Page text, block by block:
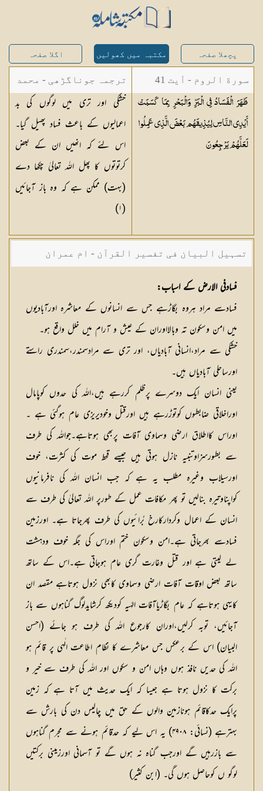
پچھلا صفحہ مکتبہ میں کھولیں اگلا صفحہ
سورة الروم - آیت 41
ظَهَرَ الْفَسَادُ فِي الْبَرِّ وَالْبَحْرِ بِمَا كَسَبَتْ
أَيْدِي النَّاسِ لِيُذِيقَهُم بَعْضَ الَّذِي عَمِلُوا
لَعَلَّهُمْيَرْجِعُونَ
ترجمہ جوناگڑھی - محمد
جونا گڑھی
خشکی اور تری میں لوگوں کی بد
اعمالیوں کے باعث فساد پھیل گیا۔
اس لئے کہ انھیں ان کے بعض
کرتوتوں کا پھل اللہ تعالیٰ چکھا دے
(بہت) ممکن ہے کہ وہ باز آجائیں
(١)
تسہیل البیان فی تفسیر القرآن - ام عمران
شکیلہ بنت میاں فضل حسین
فسادفی الارض کے اسباب:
فسادسے مراد ہروہ بگاڑہے جس سے انسانوں کے معاشرہ اورآبادیوں
میں امن وسکون تہ وبالااوران کے عیش و آرام میں خلل واقع ہو۔
خشکی سے مراد،انسانی آبادیاں، اور تری سے مرادسمندر،سمندری راستے
اورساحلی آبادیاں ہیں۔
یعنی انسان ایک دوسرے پرظلم کررہے ہیں،اللہ کی حدوں کوپامال
اوراخلاقی ضابطوں کوتوڑرہے ہیں اورقتل وخودیریزی عام ہوگئی ہے ۔
اوراس کااطلاق ارضی وسماوی آفات پربھی ہوتاہے۔جواللہ کی طرف
سے بطورسزاوتنبیہ نازل ہوتی ہیں جیسے قحط موت کی کثرت، خوف
اورسیلاب وغیرہ مطلب یہ ہے کہ جب انسان اللہ کی نافرمانیوں
کواپناوتیرہ بنالیں تو پھر مکافات عمل کے طورپر اللہ تعالیٰ کی طرف سے
انسان کے اعمال وکردارکارخ بُرائیوں کی طرف پھرجاتا ہے۔ اورزمین
فسادسے بھرجاتی ہے۔امن وسکون ختم اوراس کی جگہ خوف ودہشت
لے لیتی ہے اور قتل وغارت گری عام ہوجاتی ہے۔اس کے ساتھ
ساتھ بعض اوقات آفات ارضی وسماوی کابھی نزول ہوتاہے مقصد ان
کایہی ہوتاہے کہ عام بگاڑیاآفات الہٰیہ کودیکھ کرشایدلوگ گناہوں سے باز
آجائیں، توبہ کرلیں،اوران کارجوع اللہ کی طرف ہو جائے (احسن
البیان) اس کے برعکس جس معاشرے کا نظام اطاعت الٰہی پر قائم ہو
اللہ کی حدیں نافذ ہوں وہاں امن و سکوں اور اللہ کی طرف سے خیر و
برکت کا نزول ہوتا ہے جیسا کہ ایک حدیث میں آتا ہے کہ زمین
پرایک حدکاقائم ہونازمین والوں کے حق میں چالیس دن کی بارش سے
بہترہے (نسائی: ۴۹۰۸) یہ اس لیے کہ حدقائم ہونے سے مجرم گناہوں
سے بازرہیں گے اورجب گناہ نہ ہوں گے تو آسمانی اورزمینی برکتیں
لوگو ں کوحاصل ہوں گی۔ (ابن کثیر)